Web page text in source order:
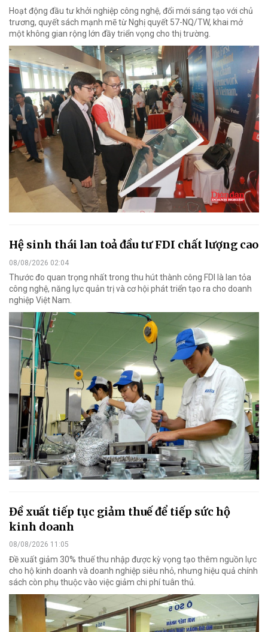
Hoạt động đầu tư khởi nghiệp công nghệ, đổi mới sáng tạo với chủ
trương, quyết sách mạnh mẽ từ Nghị quyết 57-NQ/TW, khai mở
một không gian rộng lớn đầy triển vọng cho thị trường.
Hệ sinh thái lan toả đầu tư FDI chất lượng cao
08/08/2026 02:04
Thước đo quan trọng nhất trong thu hút thành công FDI là lan tỏa
công nghệ, năng lực quản trị và cơ hội phát triển tạo ra cho doanh
nghiệp Việt Nam.
Đề xuất tiếp tục giảm thuế để tiếp sức hộ
kinh doanh
08/08/2026 11:05
Đề xuất giảm 30% thuế thu nhập được kỳ vọng tạo thêm nguồn lực
cho hộ kinh doanh và doanh nghiệp siêu nhỏ, nhưng hiệu quả chính
sách còn phụ thuộc vào việc giảm chi phí tuân thủ.